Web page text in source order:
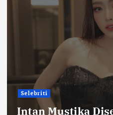
Selebriti
Intan Mustika